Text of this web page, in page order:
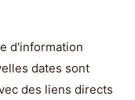
d'information
dates sont
des liens directs